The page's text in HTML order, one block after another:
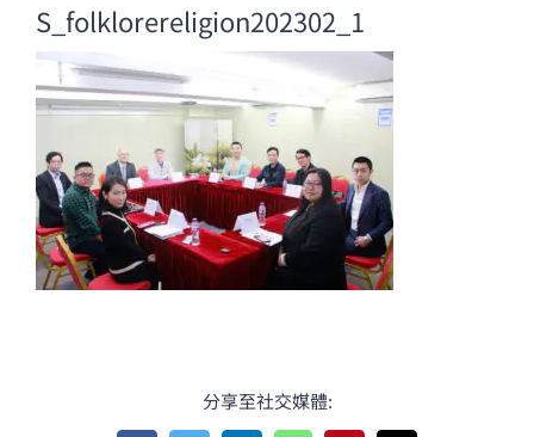
S_folklorereligion202302_1
分享至社交媒體: